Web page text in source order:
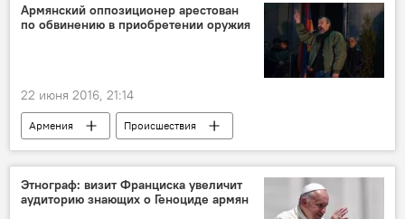
Армянский оппозиционер арестован
по обвинению в приобретении оружия
22 июня 2016, 21:14
Армения Происшествия
Этнограф: визит Франциска увеличит
аудиторию знающих о Геноциде армян